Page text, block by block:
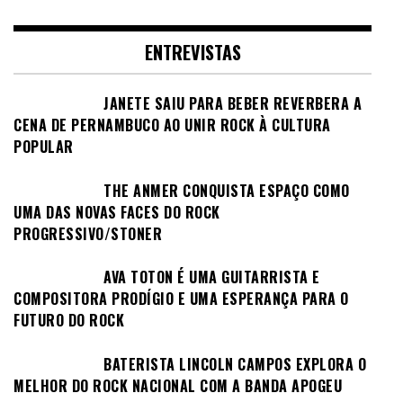
ENTREVISTAS
JANETE SAIU PARA BEBER REVERBERA A
CENA DE PERNAMBUCO AO UNIR ROCK À CULTURA
POPULAR
THE ANMER CONQUISTA ESPAÇO COMO
UMA DAS NOVAS FACES DO ROCK
PROGRESSIVO/STONER
AVA TOTON É UMA GUITARRISTA E
COMPOSITORA PRODÍGIO E UMA ESPERANÇA PARA O
FUTURO DO ROCK
BATERISTA LINCOLN CAMPOS EXPLORA O
MELHOR DO ROCK NACIONAL COM A BANDA APOGEU